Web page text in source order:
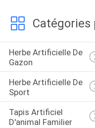
Catégories
Herbe Artificielle De
Gazon
Herbe Artificielle De
Sport
Tapis Artificiel
D'animal Familier